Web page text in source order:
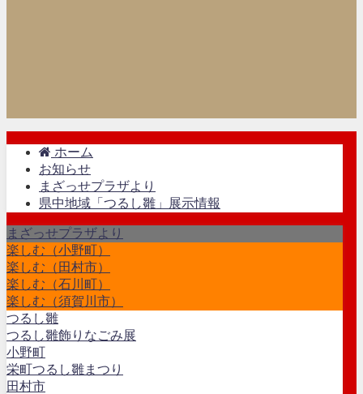
ホーム
お知らせ
まざっせプラザより
県中地域「つるし雛」展示情報
まざっせプラザより
楽しむ（小野町）
楽しむ（田村市）
楽しむ（石川町）
楽しむ（須賀川市）
つるし雛
つるし雛飾りなごみ展
小野町
栄町つるし雛まつり
田村市